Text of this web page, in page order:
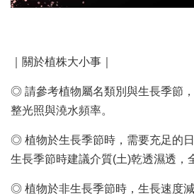
｜關於植株大小事｜
◎ 請參考植物屬名類別與生長季節
整光照與澆水頻率。
◎ 植物於生長季節時，需要充足的
生長季節時建議介質(土)乾透濕透，
◎ 植物於非生長季節時，生長速度